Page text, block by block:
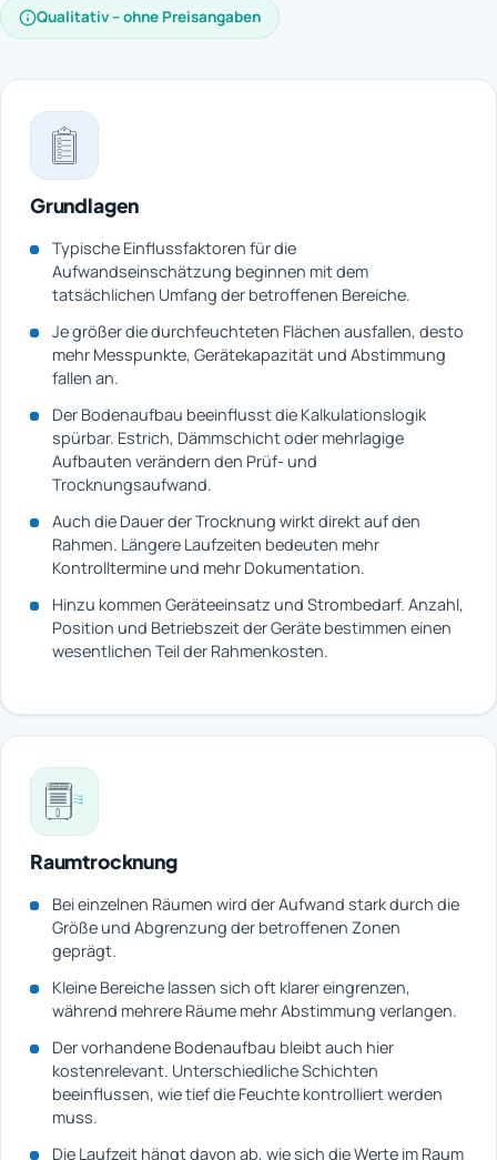
Qualitativ – ohne Preisangaben
Grundlagen
Typische Einflussfaktoren für die
Aufwandseinschätzung beginnen mit dem
tatsächlichen Umfang der betroffenen Bereiche.
Je größer die durchfeuchteten Flächen ausfallen, desto
mehr Messpunkte, Gerätekapazität und Abstimmung
fallen an.
Der Bodenaufbau beeinflusst die Kalkulationslogik
spürbar. Estrich, Dämmschicht oder mehrlagige
Aufbauten verändern den Prüf- und
Trocknungsaufwand.
Auch die Dauer der Trocknung wirkt direkt auf den
Rahmen. Längere Laufzeiten bedeuten mehr
Kontrolltermine und mehr Dokumentation.
Hinzu kommen Geräteeinsatz und Strombedarf. Anzahl,
Position und Betriebszeit der Geräte bestimmen einen
wesentlichen Teil der Rahmenkosten.
Raumtrocknung
Bei einzelnen Räumen wird der Aufwand stark durch die
Größe und Abgrenzung der betroffenen Zonen
geprägt.
Kleine Bereiche lassen sich oft klarer eingrenzen,
während mehrere Räume mehr Abstimmung verlangen.
Der vorhandene Bodenaufbau bleibt auch hier
kostenrelevant. Unterschiedliche Schichten
beeinflussen, wie tief die Feuchte kontrolliert werden
muss.
Die Laufzeit hängt davon ab, wie sich die Werte im Raum